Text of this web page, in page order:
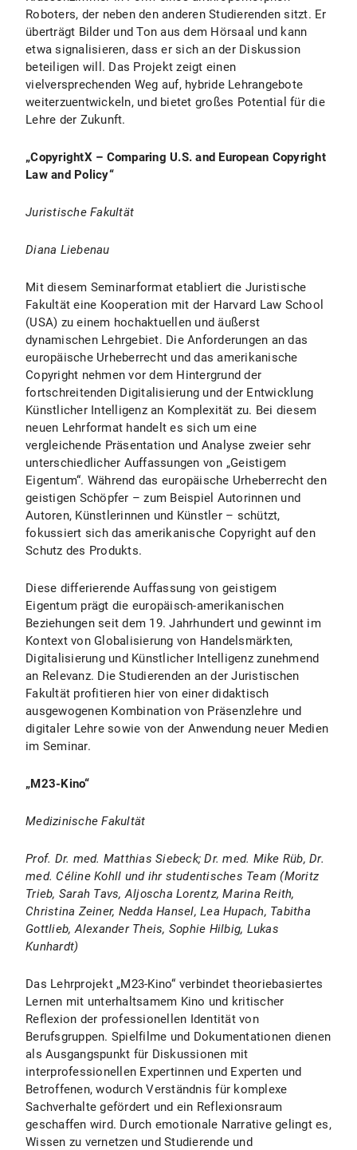
Roboters, der neben den anderen Studierenden sitzt. Er
überträgt Bilder und Ton aus dem Hörsaal und kann
etwa signalisieren, dass er sich an der Diskussion
beteiligen will. Das Projekt zeigt einen
vielversprechenden Weg auf, hybride Lehrangebote
weiterzuentwickeln, und bietet großes Potential für die
Lehre der Zukunft.
„CopyrightX – Comparing U.S. and European Copyright
Law and Policy“
Juristische Fakultät
Diana Liebenau
Mit diesem Seminarformat etabliert die Juristische
Fakultät eine Kooperation mit der Harvard Law School
(USA) zu einem hochaktuellen und äußerst
dynamischen Lehrgebiet. Die Anforderungen an das
europäische Urheberrecht und das amerikanische
Copyright nehmen vor dem Hintergrund der
fortschreitenden Digitalisierung und der Entwicklung
Künstlicher Intelligenz an Komplexität zu. Bei diesem
neuen Lehrformat handelt es sich um eine
vergleichende Präsentation und Analyse zweier sehr
unterschiedlicher Auffassungen von „Geistigem
Eigentum“. Während das europäische Urheberrecht den
geistigen Schöpfer – zum Beispiel Autorinnen und
Autoren, Künstlerinnen und Künstler – schützt,
fokussiert sich das amerikanische Copyright auf den
Schutz des Produkts.
Diese differierende Auffassung von geistigem
Eigentum prägt die europäisch-amerikanischen
Beziehungen seit dem 19. Jahrhundert und gewinnt im
Kontext von Globalisierung von Handelsmärkten,
Digitalisierung und Künstlicher Intelligenz zunehmend
an Relevanz. Die Studierenden an der Juristischen
Fakultät profitieren hier von einer didaktisch
ausgewogenen Kombination von Präsenzlehre und
digitaler Lehre sowie von der Anwendung neuer Medien
im Seminar.
„M23-Kino“
Medizinische Fakultät
Prof. Dr. med. Matthias Siebeck; Dr. med. Mike Rüb, Dr.
med. Céline Kohll und ihr studentisches Team (Moritz
Trieb, Sarah Tavs, Aljoscha Lorentz, Marina Reith,
Christina Zeiner, Nedda Hansel, Lea Hupach, Tabitha
Gottlieb, Alexander Theis, Sophie Hilbig, Lukas
Kunhardt)
Das Lehrprojekt „M23-Kino“ verbindet theoriebasiertes
Lernen mit unterhaltsamem Kino und kritischer
Reflexion der professionellen Identität von
Berufsgruppen. Spielfilme und Dokumentationen dienen
als Ausgangspunkt für Diskussionen mit
interprofessionellen Expertinnen und Experten und
Betroffenen, wodurch Verständnis für komplexe
Sachverhalte gefördert und ein Reflexionsraum
geschaffen wird. Durch emotionale Narrative gelingt es,
Wissen zu vernetzen und Studierende und